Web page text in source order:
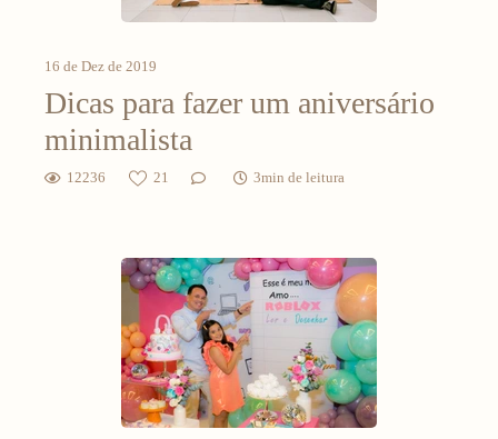
16 de Dez de 2019
Dicas para fazer um aniversário
minimalista
12236 21 3min de leitura